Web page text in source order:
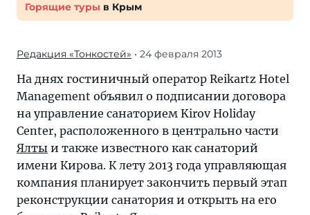
Горящие туры в Крым
Редакция «Тонкостей» • 24 февраля 2013
На днях гостиничный оператор Reikartz Hotel
Management объявил о подписании договора
на управление санаторием Kirov Holiday
Center, расположенного в центрально части
Ялты и также известного как санаторий
имени Кирова. К лету 2013 года управляющая
компания планирует закончить первый этап
реконструкции санатория и открыть на его